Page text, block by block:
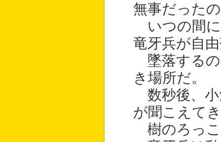
無事だった
いつの間に
竜牙兵が自
墜落するの
き場所だ。
数秒後、小
が聞こえて
樹のろっこ